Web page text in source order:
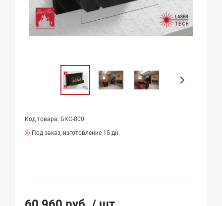
Код товара: БКС-800
Под заказ, изготовление 15 дн.